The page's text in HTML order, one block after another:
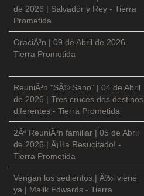
de 2026 | Salvador y Rey - Tierra
Prometida
OraciÃ³n | 09 de Abril de 2026 -
Tierra Prometida
ReuniÃ³n "SÃ© Sano" | 04 de Abril
de 2026 | Tres cruces dos destinos
diferentes - Tierra Prometida
2Âª ReuniÃ³n familiar | 05 de Abril
de 2026 | Â¡Ha Resucitado! -
Tierra Prometida
Vengan los sedientos | Ã‰l viene
ya | Malik Edwards - Tierra